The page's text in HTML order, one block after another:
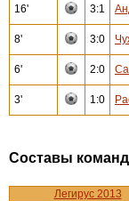
16' 3:1
8' 3:0
6' 2:0
3' 1:0
Составы команд
Легирус 2013